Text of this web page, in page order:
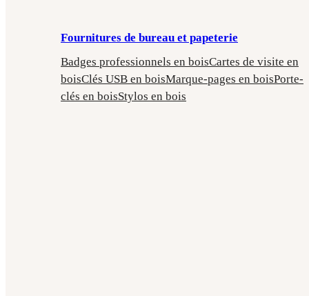
Fournitures de bureau et papeterie
Badges professionnels en boisCartes de visite en
boisClés USB en boisMarque-pages en boisPorte-
clés en boisStylos en bois